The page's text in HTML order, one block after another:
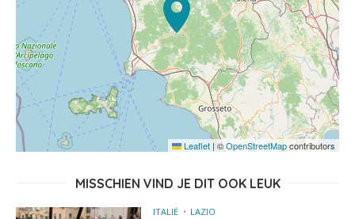
Leaflet | ©OpenStreetMapcontributors
MISSCHIEN VIND JE DIT OOK LEUK
ITALIË LAZIO